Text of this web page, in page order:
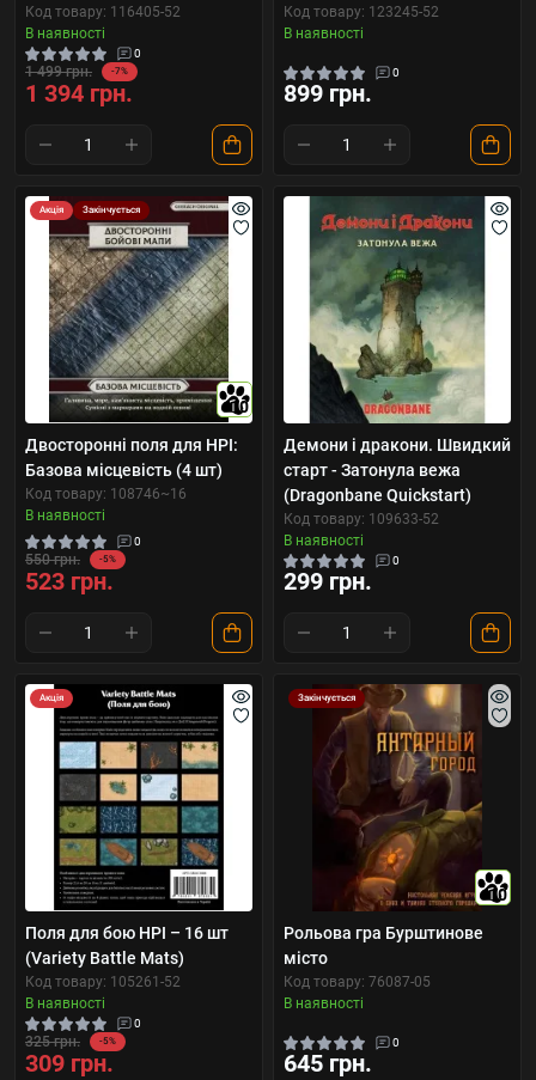
Код товару: 116405-52
В наявності
0
1 499 грн. -7%
1 394 грн.
Код товару: 123245-52
В наявності
0
899 грн.
Акція Закінчується
10
Двосторонні поля для НРІ:
Базова місцевість (4 шт)
Код товару: 108746~16
В наявності
0
550 грн. -5%
523 грн.
Демони і дракони. Швидкий
старт - Затонула вежа
(Dragonbane Quickstart)
Код товару: 109633-52
В наявності
0
299 грн.
Акція
Поля для бою НРІ – 16 шт
(Variety Battle Mats)
Код товару: 105261-52
В наявності
0
325 грн. -5%
309 грн.
Закінчується
10
Рольова гра Бурштинове
місто
Код товару: 76087-05
В наявності
0
645 грн.